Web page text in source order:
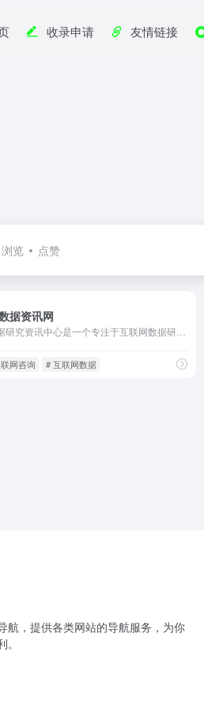
收录申请 友情链接
浏览 点赞
据资讯网
网咨询 # 互联网数据
航，提供各类网站的导航服务，为你